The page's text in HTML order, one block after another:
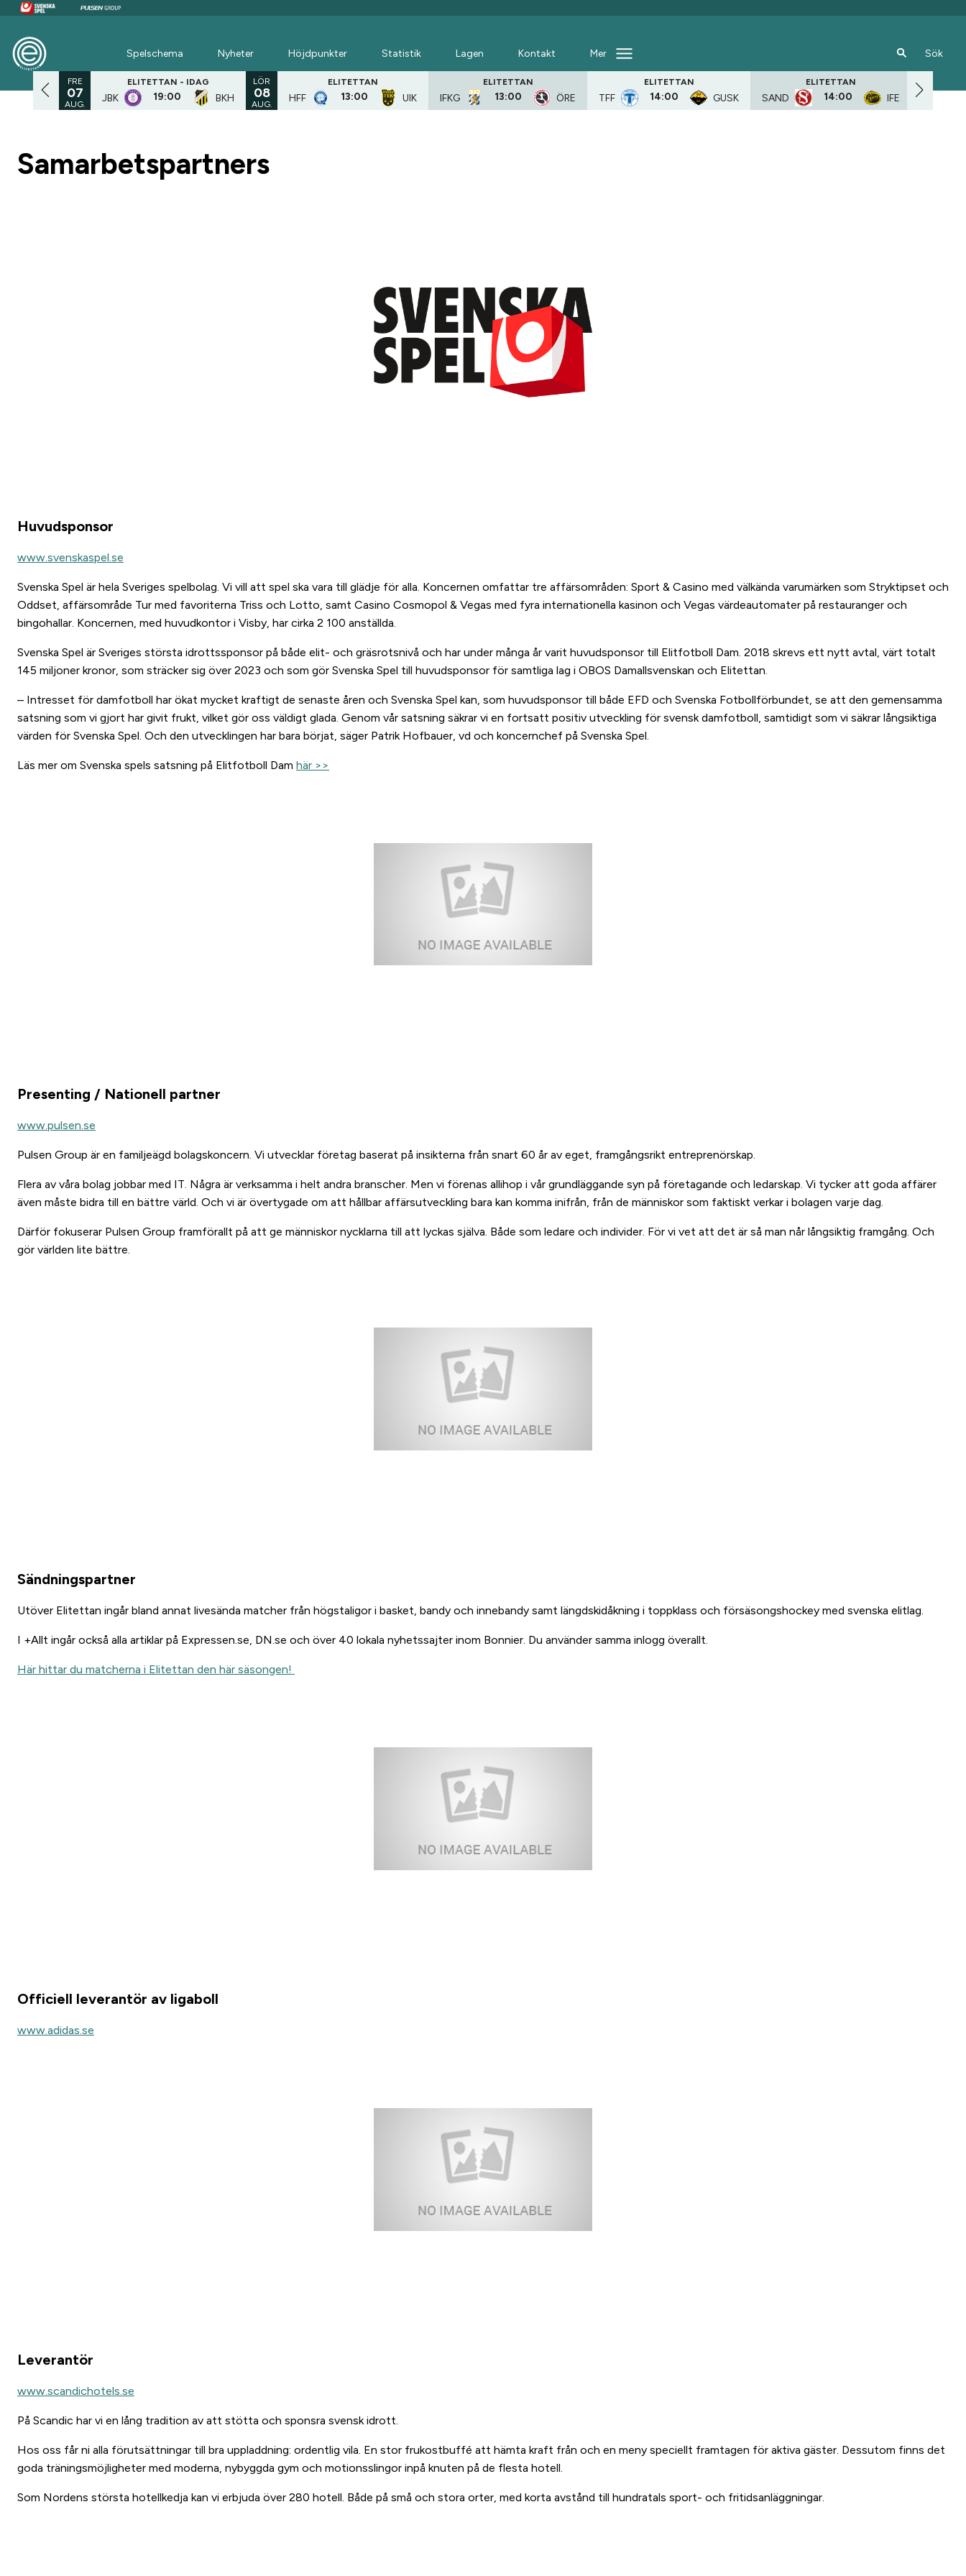
Spelschema Nyheter Höjdpunkter Statistik Lagen Kontakt Mer Sök
SAND
FRE
07
AUG.
ELITETTAN - IDAG
JBK 19:00 BKH
LÖR
08
AUG.
ELITETTAN
HFF 13:00 UIK
ELITETTAN
IFKG 13:00 ÖRE
ELITETTAN
TFF 14:00 GUSK
ELITETTAN
SAND 14:00 IFE
Samarbetspartners
Huvudsponsor
www.svenskaspel.se
Svenska Spel är hela Sveriges spelbolag. Vi vill att spel ska vara till glädje för alla. Koncernen omfattar tre affärsområden: Sport & Casino med välkända varumärken som Stryktipset och
Oddset, affärsområde Tur med favoriterna Triss och Lotto, samt Casino Cosmopol & Vegas med fyra internationella kasinon och Vegas värdeautomater på restauranger och
bingohallar. Koncernen, med huvudkontor i Visby, har cirka 2 100 anställda.
Svenska Spel är Sveriges största idrottssponsor på både elit- och gräsrotsnivå och har under många år varit huvudsponsor till Elitfotboll Dam. 2018 skrevs ett nytt avtal, värt totalt
145 miljoner kronor, som sträcker sig över 2023 och som gör Svenska Spel till huvudsponsor för samtliga lag i OBOS Damallsvenskan och Elitettan.
– Intresset för damfotboll har ökat mycket kraftigt de senaste åren och Svenska Spel kan, som huvudsponsor till både EFD och Svenska Fotbollförbundet, se att den gemensamma
satsning som vi gjort har givit frukt, vilket gör oss väldigt glada. Genom vår satsning säkrar vi en fortsatt positiv utveckling för svensk damfotboll, samtidigt som vi säkrar långsiktiga
värden för Svenska Spel. Och den utvecklingen har bara börjat, säger Patrik Hofbauer, vd och koncernchef på Svenska Spel.
Läs mer om Svenska spels satsning på Elitfotboll Dam här >>
Presenting / Nationell partner
www.pulsen.se
Pulsen Group är en familjeägd bolagskoncern. Vi utvecklar företag baserat på insikterna från snart 60 år av eget, framgångsrikt entreprenörskap.
Flera av våra bolag jobbar med IT. Några är verksamma i helt andra branscher. Men vi förenas allihop i vår grundläggande syn på företagande och ledarskap. Vi tycker att goda affärer
även måste bidra till en bättre värld. Och vi är övertygade om att hållbar affärsutveckling bara kan komma inifrån, från de människor som faktiskt verkar i bolagen varje dag.
Därför fokuserar Pulsen Group framförallt på att ge människor nycklarna till att lyckas själva. Både som ledare och individer. För vi vet att det är så man når långsiktig framgång. Och
gör världen lite bättre.
Sändningspartner
Utöver Elitettan ingår bland annat livesända matcher från högstaligor i basket, bandy och innebandy samt längdskidåkning i toppklass och försäsongshockey med svenska elitlag.
I +Allt ingår också alla artiklar på Expressen.se, DN.se och över 40 lokala nyhetssajter inom Bonnier. Du använder samma inlogg överallt.
Här hittar du matcherna i Elitettan den här säsongen!
Officiell leverantör av ligaboll
www.adidas.se
Leverantör
www.scandichotels.se
På Scandic har vi en lång tradition av att stötta och sponsra svensk idrott.
Hos oss får ni alla förutsättningar till bra uppladdning: ordentlig vila. En stor frukostbuffé att hämta kraft från och en meny speciellt framtagen för aktiva gäster. Dessutom finns det
goda träningsmöjligheter med moderna, nybyggda gym och motionsslingor inpå knuten på de flesta hotell.
Som Nordens största hotellkedja kan vi erbjuda över 280 hotell. Både på små och stora orter, med korta avstånd till hundratals sport- och fritidsanläggningar.